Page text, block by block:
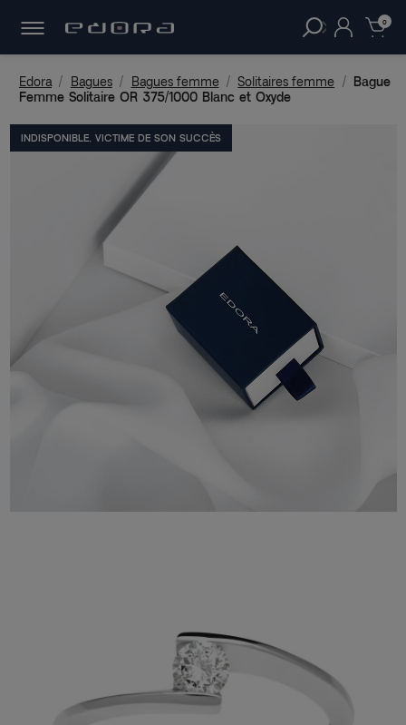
clear 0
Edora Bagues Bagues femme Solitaires femme
Bague
Femme Solitaire OR 375/1000 Blanc et Oxyde
INDISPONIBLE, VICTIME DE SON SUCCÈS